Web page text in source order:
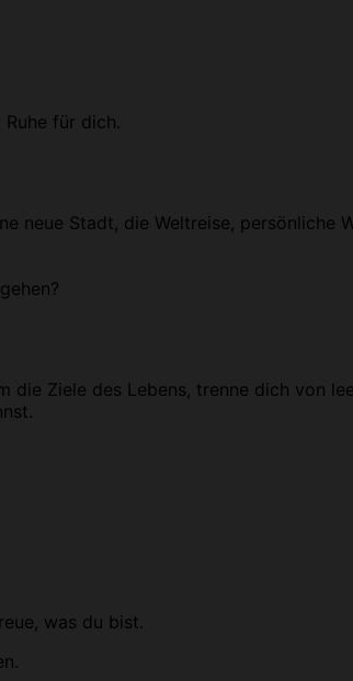
für dich.
neue Stadt, die Weltreise, persönliche
die Ziele des Lebens, trenne dich von
was du bist.